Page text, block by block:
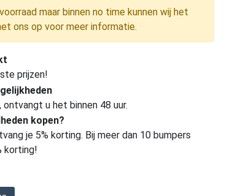
maar binnen no time kunnen wij het
ons op voor meer informatie.
prijzen!
u het binnen 48 uur.
kopen?
je 5% korting. Bij meer dan 10 bumpers
korting!